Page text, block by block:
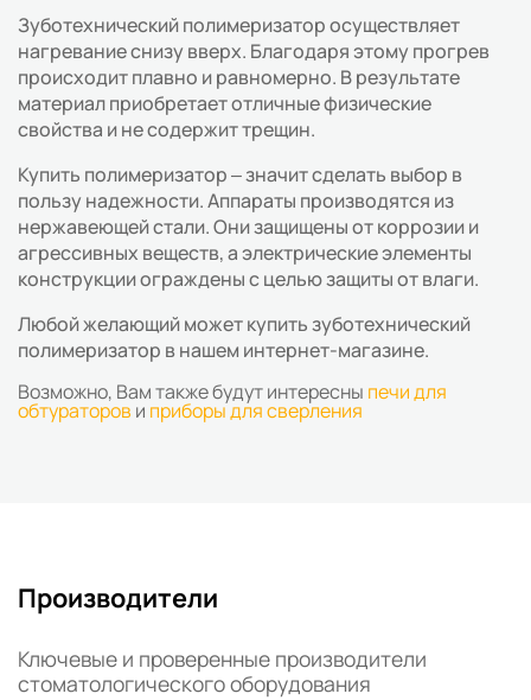
Зуботехнический полимеризатор осуществляет
нагревание снизу вверх. Благодаря этому прогрев
происходит плавно и равномерно. В результате
материал приобретает отличные физические
свойства и не содержит трещин.
Купить полимеризатор – значит сделать выбор в
пользу надежности. Аппараты производятся из
нержавеющей стали. Они защищены от коррозии и
агрессивных веществ, а электрические элементы
конструкции ограждены с целью защиты от влаги.
Любой желающий может купить зуботехнический
полимеризатор в нашем интернет-магазине.
Возможно, Вам также будут интересны печи для
обтураторов и приборы для сверления
Производители
Ключевые и проверенные производители
стоматологического оборудования